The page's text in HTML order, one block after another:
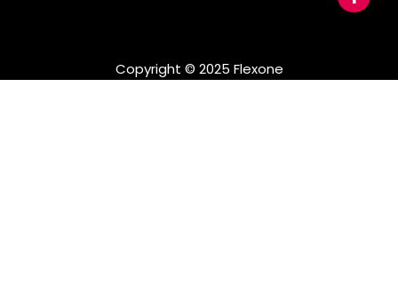
Copyright © 2025 Flexone​